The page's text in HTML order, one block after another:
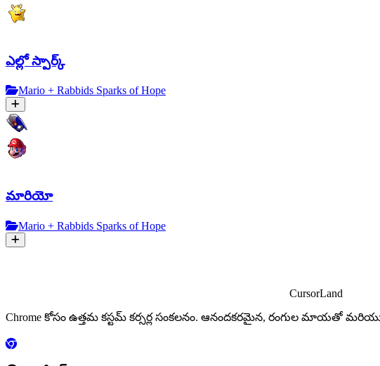
ఎల్లో స్పార్క్
Mario + Rabbids Sparks of Hope
మారియో
Mario + Rabbids Sparks of Hope
CursorLand
Chrome కోసం ఉత్తమ కస్టమ్ కర్సర్ల సంకలనం. ఆనందకరమైన, రంగుల మాయతో